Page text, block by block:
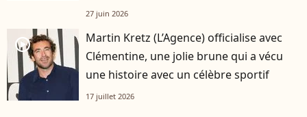
27 juin 2026
player2
Martin Kretz (L’Agence) officialise avec
Clémentine, une jolie brune qui a vécu
une histoire avec un célèbre sportif
17 juillet 2026